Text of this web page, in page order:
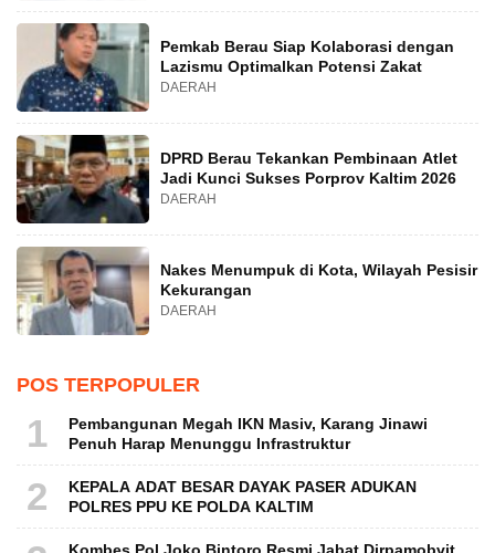
Pemkab Berau Siap Kolaborasi dengan
Lazismu Optimalkan Potensi Zakat
DAERAH
DPRD Berau Tekankan Pembinaan Atlet
Jadi Kunci Sukses Porprov Kaltim 2026
DAERAH
Nakes Menumpuk di Kota, Wilayah Pesisir
Kekurangan
DAERAH
POS TERPOPULER
1
Pembangunan Megah IKN Masiv, Karang Jinawi
Penuh Harap Menunggu Infrastruktur
2
KEPALA ADAT BESAR DAYAK PASER ADUKAN
POLRES PPU KE POLDA KALTIM
Kombes Pol Joko Bintoro Resmi Jabat Dirpamobvit